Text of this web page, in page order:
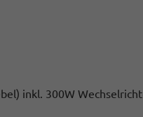
inkl. 300W